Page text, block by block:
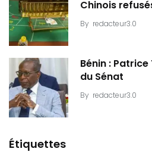
Chinois
By redacteur3.0
Bénin :
du Sénat
By redacteur3.0
Étiquettes